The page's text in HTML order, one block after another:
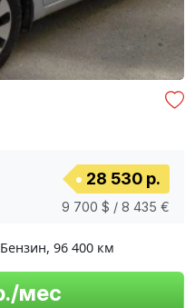
28 530 р.
9 700 $ / 8 435 €
, 96 400 км
мес